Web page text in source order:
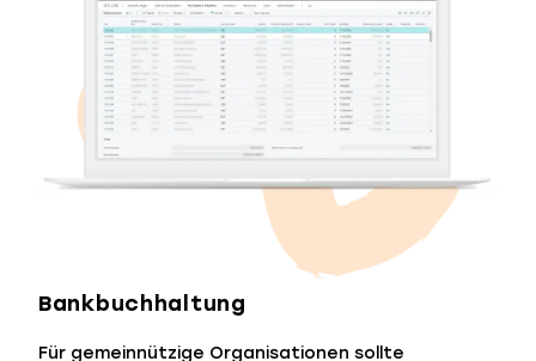
Bankbuchhaltung
Für gemeinnützige Organisationen sollte